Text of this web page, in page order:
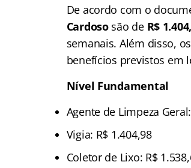
De acordo com o
Cardososão de R$
semanais. Além disso,
benefícios previstos em
Nível Fundamental
Agente de Limpeza
Vigia: R$ 1.404,98
Coletor de Lixo: R$